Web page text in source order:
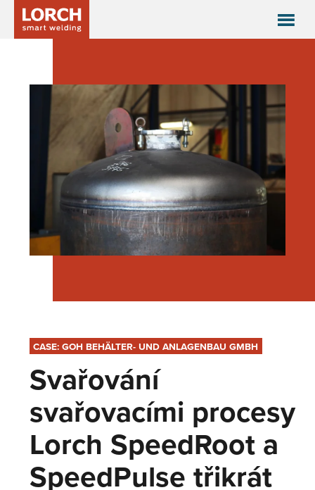
CASE: GOH BEHÄLTER- UND ANLAGENBAU GMBH
Svařování
svařovacími procesy
Lorch SpeedRoot a
SpeedPulse třikrát